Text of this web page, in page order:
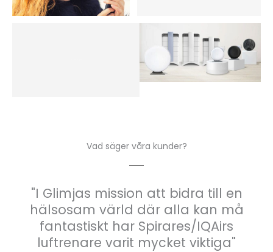
Vad säger våra kunder?
"I Glimjas mission att bidra till en
hälsosam värld där alla kan må
fantastiskt har Spirares/IQAirs
luftrenare varit mycket viktiga"